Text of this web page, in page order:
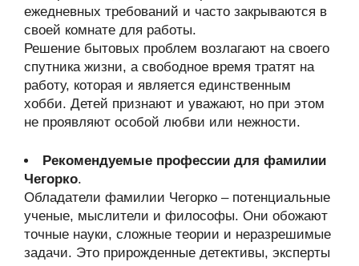
ежедневных требований и часто закрываются в
своей комнате для работы.
Решение бытовых проблем возлагают на своего
спутника жизни, а свободное время тратят на
работу, которая и является единственным
хобби. Детей признают и уважают, но при этом
не проявляют особой любви или нежности.
Рекомендуемые профессии для фамилии
Чегорко.
Обладатели фамилии Чегорко – потенциальные
ученые, мыслители и философы. Они обожают
точные науки, сложные теории и неразрешимые
задачи. Это прирожденные детективы, эксперты